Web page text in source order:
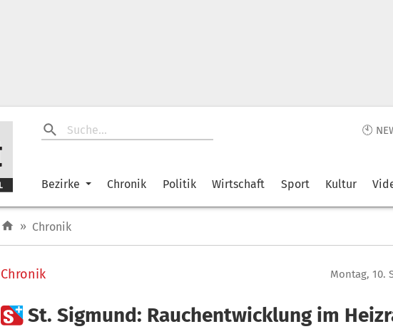
🕙
Bezirke Chronik Politik Wirtschaft Sport Kultur
» Chronik
Chronik Montag, 10.
St. Sigmund: Rauchentwicklung im